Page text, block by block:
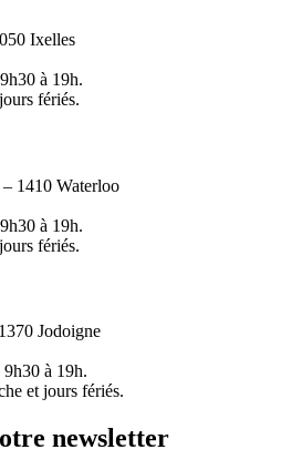
Ixelles
à 19h.
fériés.
1410 Waterloo
à 19h.
fériés.
Jodoigne
à 19h.
et jours fériés.
newsletter